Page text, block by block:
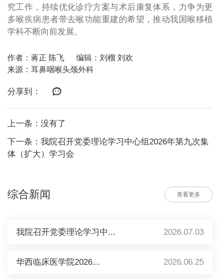
究工作，持续优化诊疗方案与术后康复体系，力争为更
多喉疾病患者带去喉功能重建的希望，推动我国喉移植
学科不断向前发展。
作者：蒋正 陈飞
编辑：刘榴 刘欢
来源：耳鼻咽喉头颈外科
分享到：
上一条：没有了
下一条：我院召开党委理论学习中心组2026年第九次集
体（扩大）学习会
综合新闻 查看更多
我院召开党委理论学习中... 2026.07.03
华西临床医学院2026... 2026.06.25